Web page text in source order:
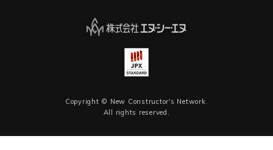
Copyright © New Constructor's Network.
All rights reserved.